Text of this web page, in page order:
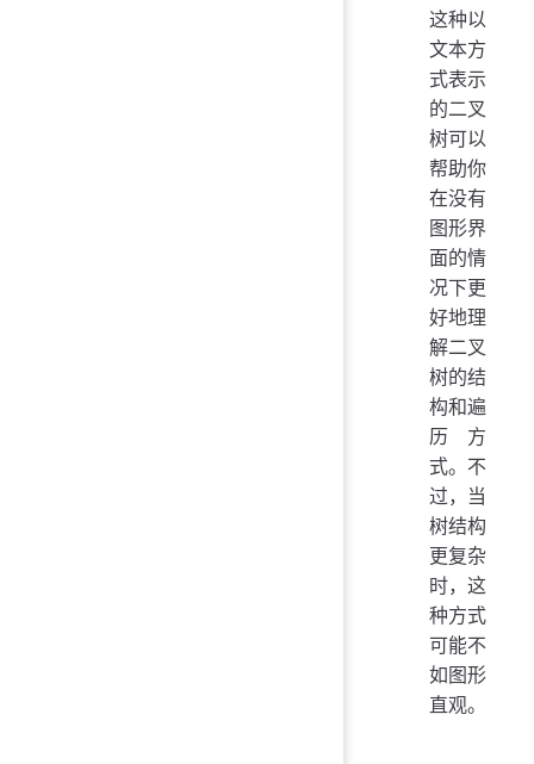
这种以
文本方
式表示
的二叉
树可以
帮助你
在没有
图形界
面的情
况下更
好地理
解二叉
树的结
构和遍
历方
式。不
过，当
树结构
更复杂
时，这
种方式
可能不
如图形
直观。